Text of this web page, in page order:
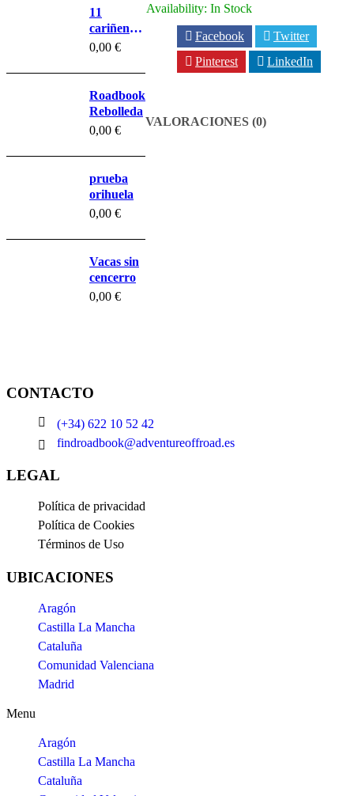
11
cariñena
Belchite
0,00 €
Roadbook
Rebolleda
0,00 €
prueba
orihuela
0,00 €
Vacas sin
cencerro
0,00 €
Availability: In Stock
Facebook
Twitter
Pinterest
LinkedIn
VALORACIONES (0)
CONTACTO
(+34) 622 10 52 42
findroadbook@adventureoffroad.es
LEGAL
Política de privacidad
Política de Cookies
Términos de Uso
UBICACIONES
Aragón
Castilla La Mancha
Cataluña
Comunidad Valenciana
Madrid
Menu
Aragón
Castilla La Mancha
Cataluña